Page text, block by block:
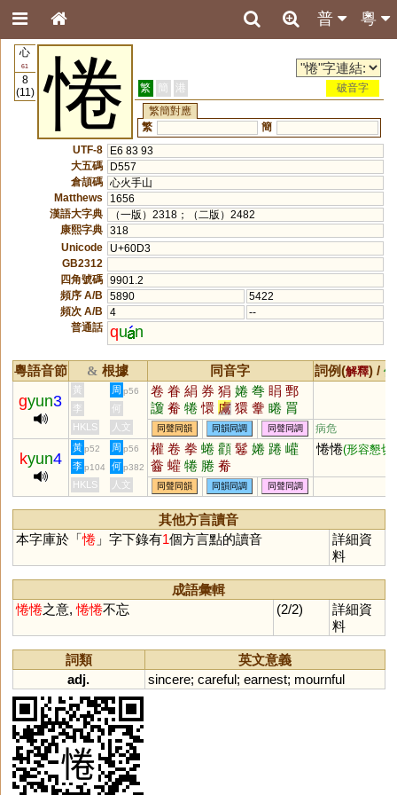
粵
普
心
61
8
(11)
惓 繁 簡 港
破音字
繁簡對應
繁
簡
UTF-8
E6 83 93
大五碼
D557
倉頡碼 心火手山
Matthews
1656
漢語大字典
（一版）2318；（二版）2482
康熙字典 318
Unicode
U+60D3
GB2312
四角號碼 9901.2
頻序 A/B
5890
5422
頻次 A/B
4
--
普通話 qu n
粵語音節 & 根據 同音字 詞例(解釋) /
gyun3
黃 周 p56 卷 眷 絹 券 狷 婘 弮 睊 鄄
讂 觠 犈 懁 鬳 獧 韏 睠 罥
絭 悁 帣
李
何
HKLS
人文 同聲同韻 同韻同調 同聲同調 病危
kyun4
黃 p52 周 p56 權 卷 拳 蜷 顴 鬈 婘 踡 巏
齤 蠸 犈 腃 觠
惓惓(形容懇切)
李 p104 何 p382
HKLS 人文 同聲同韻 同韻同調 同聲同調
其他方言讀音
本字庫於「惓」字下錄有1個方言點的讀音
詳細資
料
成語彙輯
惓惓之意,惓惓不忘 (2/2)
詳細資
料
詞類
英文意義
adj.
sincere; careful; earnest; mournful